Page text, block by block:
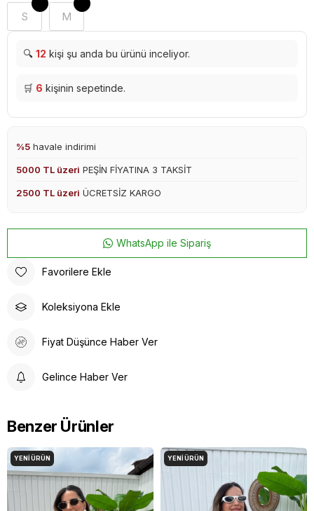
S M
🔍 12 kişi şu anda bu ürünü inceliyor.
🛒 6 kişinin sepetinde.
%5 havale indirimi
5000 TL üzeri PEŞİN FİYATINA 3 TAKSİT
2500 TL üzeri ÜCRETSİZ KARGO
WhatsApp ile Sipariş
Favorilere Ekle
Koleksiyona Ekle
Fiyat Düşünce Haber Ver
Gelince Haber Ver
Benzer Ürünler
YENI ÜRÜN YENI ÜRÜN